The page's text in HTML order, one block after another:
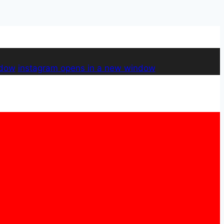
instagram opens in a new window